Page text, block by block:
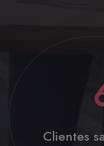
Clientes